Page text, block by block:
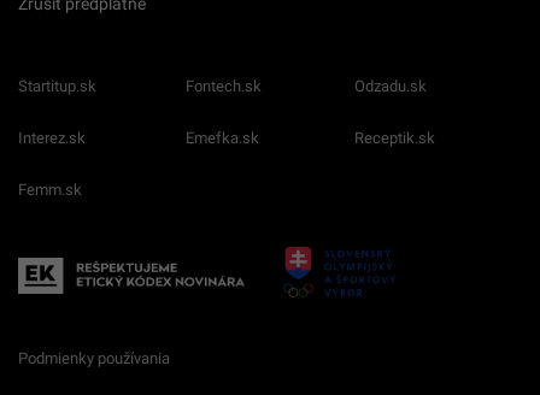
Zrušiť predplatné
Startitup.sk Fontech.sk Odzadu.sk
Interez.sk Emefka.sk Receptik.sk
Femm.sk
Podmienky používania